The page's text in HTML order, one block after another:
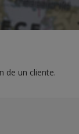
de un cliente.